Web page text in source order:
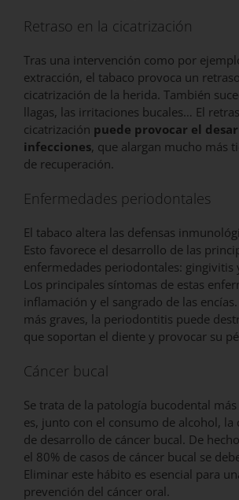
Retraso en la cicatrización
Tras una intervención como por
extracción, el tabaco provoca un
cicatrización de la herida. También
llagas, las irritaciones bucales… El
cicatrización puede provocar el
infecciones, que alargan mucho más
de recuperación.
Enfermedades periodontales
El tabaco altera las defensas
Esto favorece el desarrollo de las
enfermedades periodontales: gingivitis
Los principales síntomas de estas
inflamación y el sangrado de las encías.
más graves, la periodontitis puede
que soportan el diente y provocar su
Cáncer bucal
Se trata de la patología bucodental
es, junto con el consumo de alcohol, la
de desarrollo de cáncer bucal. De
el 80% de casos de cáncer bucal se
Eliminar este hábito es esencial para
prevención del cáncer oral.